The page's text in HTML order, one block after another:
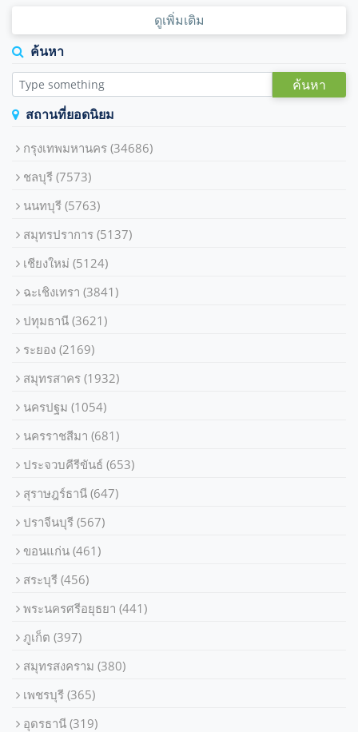
ดูเพิ่มเติม
ค้นหา
ค้นหา
สถานที่ยอดนิยม
กรุงเทพมหานคร
(34686)
ชลบุรี
(7573)
นนทบุรี
(5763)
สมุทรปราการ
(5137)
เชียงใหม่
(5124)
ฉะเชิงเทรา
(3841)
ปทุมธานี
(3621)
ระยอง
(2169)
สมุทรสาคร
(1932)
นครปฐม
(1054)
นครราชสีมา
(681)
ประจวบคีรีขันธ์
(653)
สุราษฎร์ธานี
(647)
ปราจีนบุรี
(567)
ขอนแก่น
(461)
สระบุรี
(456)
พระนครศรีอยุธยา
(441)
ภูเก็ต
(397)
สมุทรสงคราม
(380)
เพชรบุรี
(365)
อุดรธานี
(319)